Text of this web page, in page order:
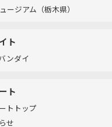
ージアム（栃木県）
ト
ンダイ
ト
トトップ
せ